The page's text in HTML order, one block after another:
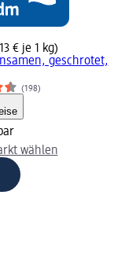
€ je 1 kg)
geschrotet,
(198)
wählen